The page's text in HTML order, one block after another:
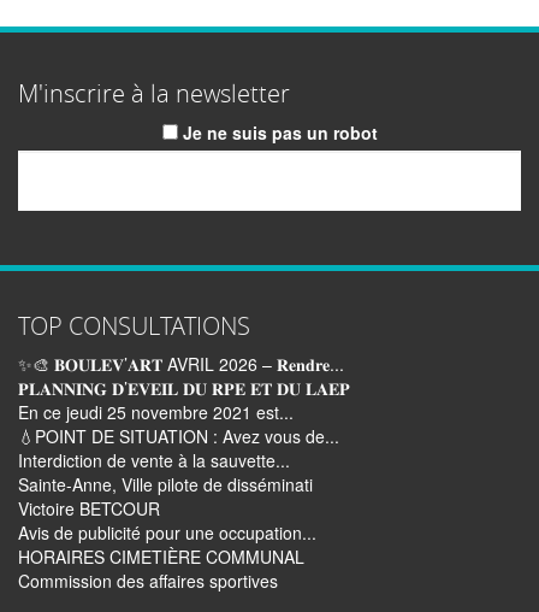
M'inscrire à la newsletter
Je ne suis pas un robot
TOP CONSULTATIONS
✨🎨 𝐁𝐎𝐔𝐋𝐄𝐕’𝐀𝐑𝐓 AVRIL 2026 – 𝐑𝐞𝐧𝐝𝐫𝐞...
𝐏𝐋𝐀𝐍𝐍𝐈𝐍𝐆 𝐃’𝐄𝐕𝐄𝐈𝐋 𝐃𝐔 𝐑𝐏𝐄 𝐄𝐓 𝐃𝐔 𝐋𝐀𝐄𝐏
En ce jeudi 25 novembre 2021 est...
💧POINT DE SITUATION : Avez vous de...
Interdiction de vente à la sauvette...
Sainte-Anne, Ville pilote de disséminati
Victoire BETCOUR
Avis de publicité pour une occupation...
HORAIRES CIMETIÈRE COMMUNAL
Commission des affaires sportives